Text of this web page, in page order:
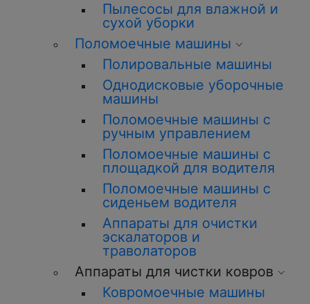
Пылесосы для влажной и
сухой уборки
Поломоечные машины
Полировальные машины
Однодисковые уборочные
машины
Поломоечные машины с
ручным управлением
Поломоечные машины с
площадкой для водителя
Поломоечные машины с
сиденьем водителя
Аппараты для очистки
эскалаторов и
траволаторов
Аппараты для чистки ковров
Ковромоечные машины